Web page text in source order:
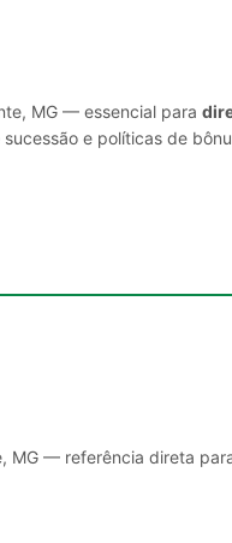
MG — essencial para
e políticas de
MG — referência direta